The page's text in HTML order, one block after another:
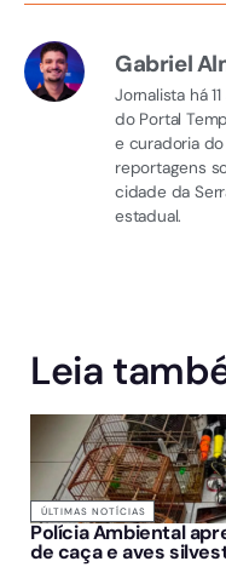
Gabriel
Jornalista há
do Portal
e curadoria
reportagens
cidade da
estadual.
Leia
ÚLTIMAS NOTÍCIAS
Polícia Ambiental
de caça e aves